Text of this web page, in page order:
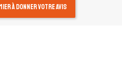
à donner votre avis